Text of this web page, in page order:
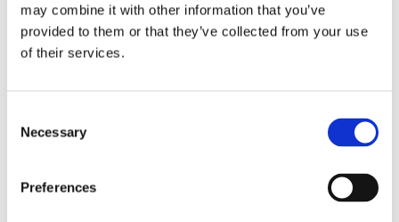
may combine it with other information that you’ve
provided to them or that they’ve collected from your use
of their services.
Selection
Necessary
Preferences
i principali quotidiani esteri, inclusi New York
Times, Le Monde, Washington Post. Attualmente
dirige il Master di giornalismo della Luiss
Per la profonda analisi dell’impatto sempre
cultura; per aver promosso il rafforzamento